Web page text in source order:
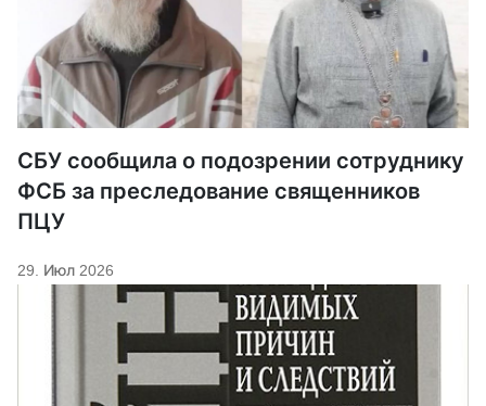
СБУ сообщила о подозрении сотруднику
ФСБ за преследование священников
ПЦУ
29. Июл 2026